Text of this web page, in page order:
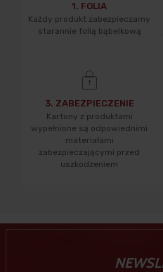
1. FOLIA
Każdy produkt zabezpieczamy
starannie folią bąbelkową
3. ZABEZPIECZENIE
Kartony z produktami
wypełnione są odpowiednimi
materiałami
zabezpieczającymi przed
uszkodzeniem